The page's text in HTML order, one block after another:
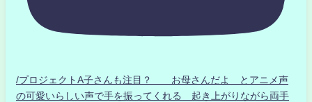
/プロジェクトA子さんも注目？ お母さんだよ とアニメ声
の可愛いらしい声で手を振ってくれる 起き上がりながら両手